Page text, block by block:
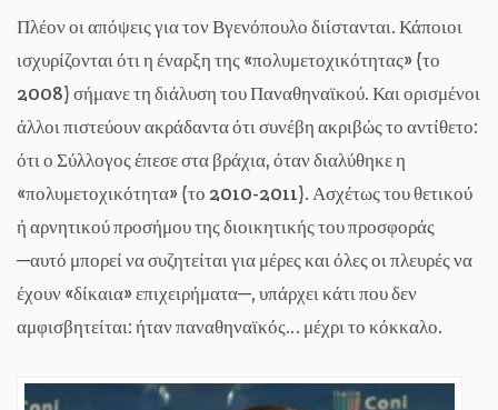
Πλέον οι απόψεις για τον Βγενόπουλο διίστανται. Κάποιοι
ισχυρίζονται ότι η έναρξη της «πολυμετοχικότητας» (το
2008) σήμανε τη διάλυση του Παναθηναϊκού. Και ορισμένοι
άλλοι πιστεύουν ακράδαντα ότι συνέβη ακριβώς το αντίθετο:
ότι ο Σύλλογος έπεσε στα βράχια, όταν διαλύθηκε η
«πολυμετοχικότητα» (το 2010-2011). Ασχέτως του θετικού
ή αρνητικού προσήμου της διοικητικής του προσφοράς
─αυτό μπορεί να συζητείται για μέρες και όλες οι πλευρές να
έχουν «δίκαια» επιχειρήματα─, υπάρχει κάτι που δεν
αμφισβητείται: ήταν παναθηναϊκός… μέχρι το κόκκαλο.